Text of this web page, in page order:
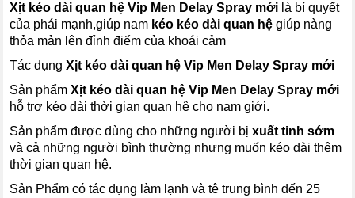
Xịt kéo dài quan hệ Vip Men Delay Spray mới là bí quyết
của phái mạnh,giúp nam kéo kéo dài quan hệ giúp nàng
thỏa mản lên đỉnh điểm của khoái cảm
Tác dụngXịt kéo dài quan hệ Vip Men Delay Spray mới
Sản phẩmXịt kéo dài quan hệ Vip Men Delay Spray mới
hỗtrợ kéo dài thời gian quan hệ cho nam giới.
Sản phẩm được dùng cho những người bịxuất tinh sớm
và cả những người bình thường nhưng muốn kéo dài thêm
thời gian quan hệ.
Sản Phẩm có tác dụng làm lạnh và tê trung bình đến 25